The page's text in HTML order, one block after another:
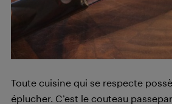
Toute cuisine qui se respecte
éplucher. C’est le couteau